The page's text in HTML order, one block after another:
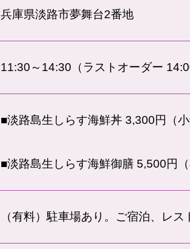
兵庫県淡路市夢舞台2番地
11:30～14:30（ラストオーダー
■淡路島生しらす海鮮丼 3,300円（
■淡路島生しらす海鮮御膳 5,500円
（有料）駐車場あり。ご宿泊、レ